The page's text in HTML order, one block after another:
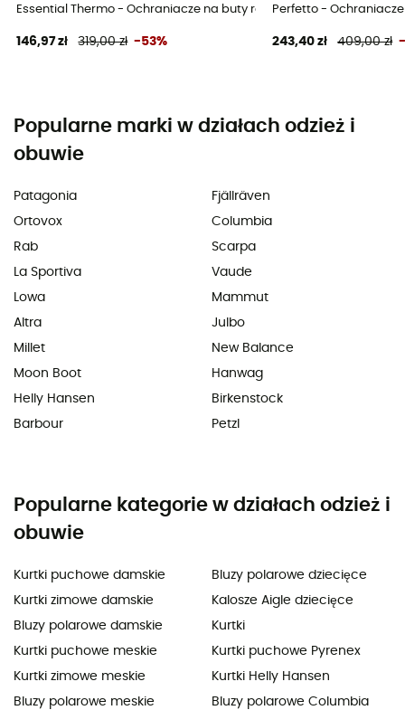
Essential Thermo - Ochraniacze na buty rowerowe
146,97 zł 319,00 zł -53%
Perfetto -
243,40 zł 409,00 zł
Popularne marki w działach odzież i
obuwie
Patagonia
Ortovox
Rab
La Sportiva
Lowa
Altra
Millet
Moon Boot
Helly Hansen
Barbour
Fjällräven
Columbia
Scarpa
Vaude
Mammut
Julbo
New Balance
Hanwag
Birkenstock
Petzl
Popularne kategorie w działach odzież i
obuwie
Kurtki puchowe damskie
Kurtki zimowe damskie
Bluzy polarowe damskie
Kurtki puchowe meskie
Kurtki zimowe meskie
Bluzy polarowe meskie
Bluzy polarowe dziecięce
Kalosze Aigle dziecięce
Kurtki
Kurtki puchowe Pyrenex
Kurtki Helly Hansen
Bluzy polarowe Columbia